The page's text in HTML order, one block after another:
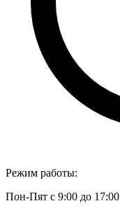
Режим работы:
Пон-Пят с 9:00 до 17:00